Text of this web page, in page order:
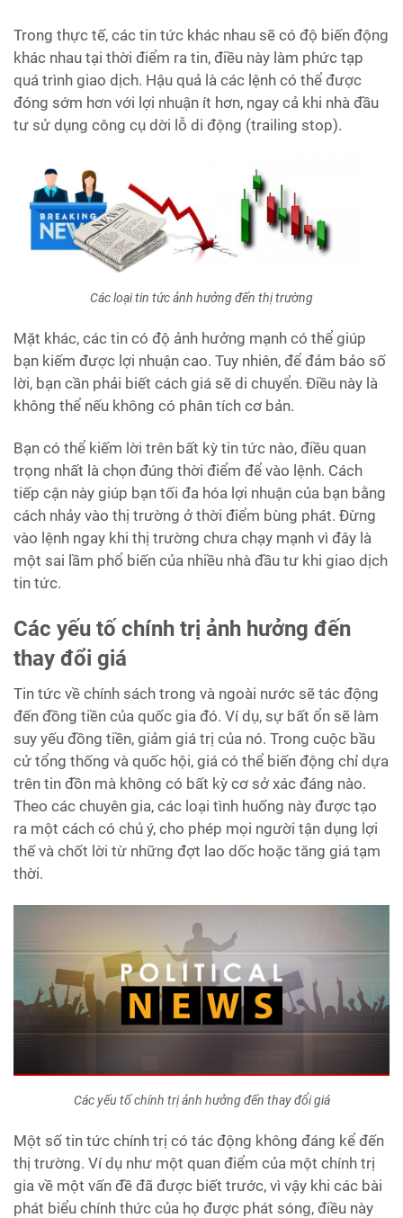
Trong thực tế, các tin tức khác nhau sẽ có độ biến động
khác nhau tại thời điểm ra tin, điều này làm phức tạp
quá trình giao dịch. Hậu quả là các lệnh có thể được
đóng sớm hơn với lợi nhuận ít hơn, ngay cả khi nhà đầu
tư sử dụng công cụ dời lỗ di động (trailing stop).
Các loại tin tức ảnh hưởng đến thị trường
Mặt khác, các tin có độ ảnh hưởng mạnh có thể giúp
bạn kiếm được lợi nhuận cao. Tuy nhiên, để đảm bảo số
lời, bạn cần phải biết cách giá sẽ di chuyển. Điều này là
không thể nếu không có phân tích cơ bản.
Bạn có thể kiếm lời trên bất kỳ tin tức nào, điều quan
trọng nhất là chọn đúng thời điểm để vào lệnh. Cách
tiếp cận này giúp bạn tối đa hóa lợi nhuận của bạn bằng
cách nhảy vào thị trường ở thời điểm bùng phát. Đừng
vào lệnh ngay khi thị trường chưa chạy mạnh vì đây là
một sai lầm phổ biến của nhiều nhà đầu tư khi giao dịch
tin tức.
Các yếu tố chính trị ảnh hưởng đến
thay đổi giá
Tin tức về chính sách trong và ngoài nước sẽ tác động
đến đồng tiền của quốc gia đó. Ví dụ, sự bất ổn sẽ làm
suy yếu đồng tiền, giảm giá trị của nó. Trong cuộc bầu
cử tổng thống và quốc hội, giá có thể biến động chỉ dựa
trên tin đồn mà không có bất kỳ cơ sở xác đáng nào.
Theo các chuyên gia, các loại tình huống này được tạo
ra một cách có chủ ý, cho phép mọi người tận dụng lợi
thế và chốt lời từ những đợt lao dốc hoặc tăng giá tạm
thời.
Các yếu tố chính trị ảnh hưởng đến thay đổi giá
Một số tin tức chính trị có tác động không đáng kể đến
thị trường. Ví dụ như một quan điểm của một chính trị
gia về một vấn đề đã được biết trước, vì vậy khi các bài
phát biểu chính thức của họ được phát sóng, điều này